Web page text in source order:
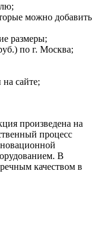
можно добавить
размеры;
по г. Москва;
сайте;
произведена на
процесс
В
качеством в